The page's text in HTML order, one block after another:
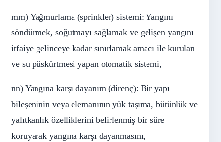
mm) Yağmurlama (sprinkler) sistemi: Yangını
söndürmek, soğutmayı sağlamak ve gelişen yangını
itfaiye gelinceye kadar sınırlamak amacı ile kurulan
ve su püskürtmesi yapan otomatik sistemi,
nn) Yangına karşı dayanım (direnç): Bir yapı
bileşeninin veya elemanının yük taşıma, bütünlük ve
yalıtkanlık özelliklerini belirlenmiş bir süre
koruyarak yangına karşı dayanmasını,